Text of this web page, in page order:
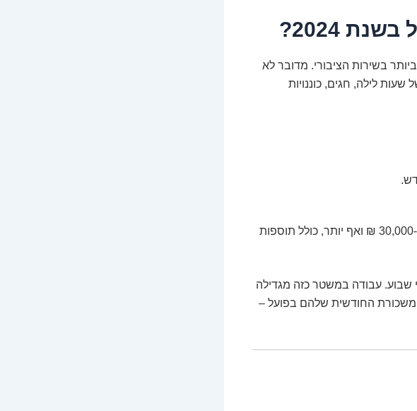
2024?
בשירות הציבורי. מדובר לא
לילה, חגים, כוננויות
יכולים להגיע גם ל-30,000 ₪ ואף יותר, כולל תוספות
שבוע. עבודה במשטר כזה מגדילה
החודשית שלהם בפועל –